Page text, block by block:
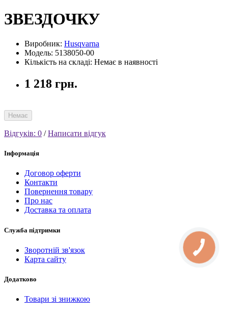
ЗВЕЗДОЧКУ
Виробник: Husqvarna
Модель: 5138050-00
Кількість на складі: Немає в наявності
1 218 грн.
Немає
Відгуків: 0 /Написати відгук
Інформація
Договор оферти
Контакти
Повернення товару
Про нас
Доставка та оплата
Служба підтримки
Зворотній зв'язок
Карта сайту
Додатково
Товари зі знижкою